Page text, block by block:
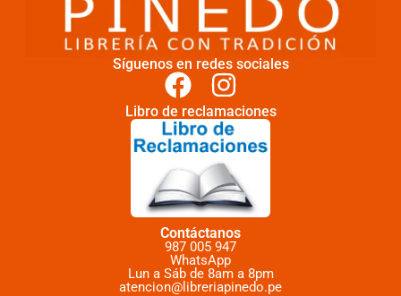
Síguenos en redes sociales
Libro de reclamaciones
Contáctanos
987 005 947
WhatsApp
Lun a Sáb de 8am a 8pm
atencion@libreriapinedo.pe